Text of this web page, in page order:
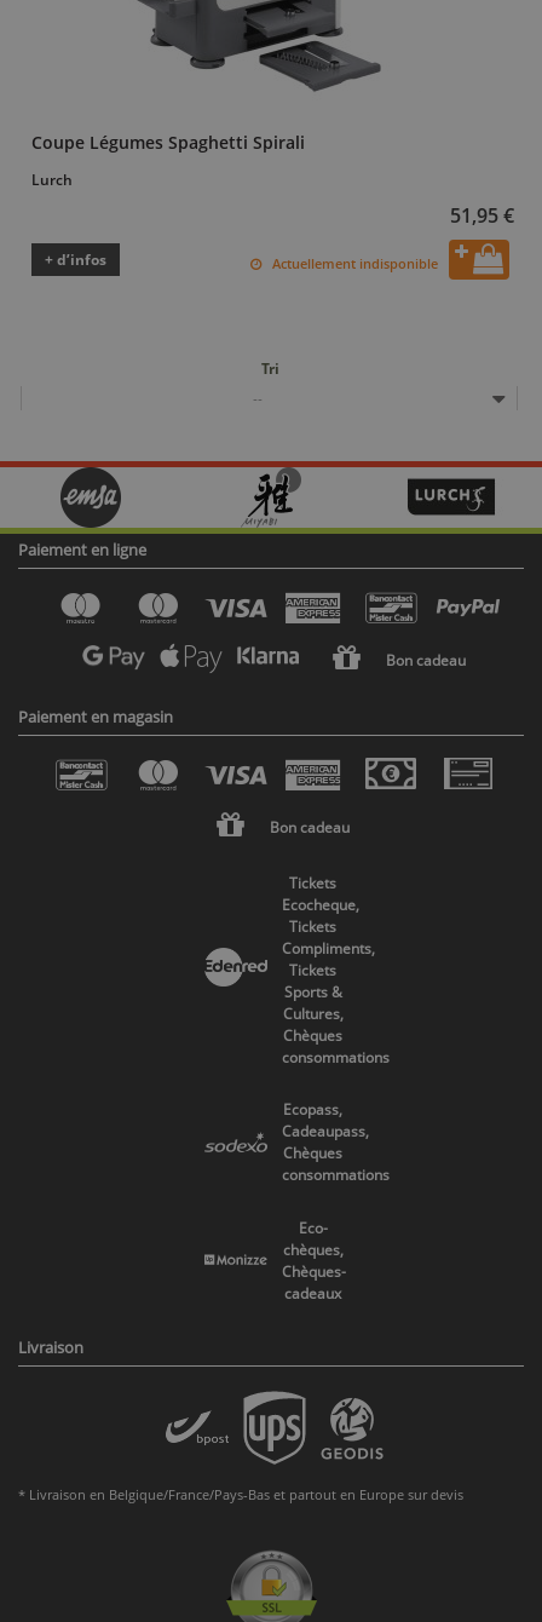
Coupe Légumes Spaghetti Spirali
Lurch
51,95 €
+ d’infos Actuellement indisponible
Tri
--
Paiement en ligne
Bon cadeau
Paiement en magasin
Bon cadeau
Tickets
Ecocheque,
Tickets
Compliments,
Tickets
Sports &
Cultures,
Chèques
consommations
Ecopass,
Cadeaupass,
Chèques
consommations
Eco-
chèques,
Chèques-
cadeaux
Livraison
* Livraison en Belgique/France/Pays-Bas et partout en Europe sur devis